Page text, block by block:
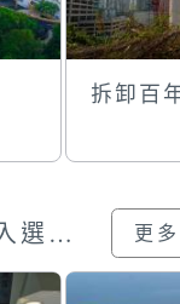
拆卸百
澳門回歸25載”攝影展圖片徵集的入選作品 更